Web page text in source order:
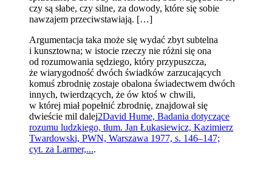
czy są słabe, czy silne, za dowody, które się sobie
nawzajem przeciwstawiają. […]
Argumentacja taka może się wydać zbyt subtelna
i kunsztowna; w istocie rzeczy nie różni się ona
od rozumowania sędziego, który przypuszcza,
że wiarygodność dwóch świadków zarzucających
komuś zbrodnię zostaje obalona świadectwem dwóch
innych, twierdzących, że ów ktoś w chwili,
w której miał popełnić zbrodnię, znajdował się
dwieście mil dalej2David Hume, Badania dotyczące
rozumu ludzkiego, tłum. Jan Łukasiewicz, Kazimierz
Twardowski, PWN, Warszawa 1977, s. 146–147;
cyt. za Larmer,....